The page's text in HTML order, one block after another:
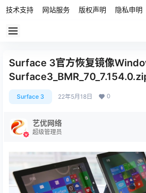
技术支持 网站服务 版权声明 隐私申明
Surface 3官方恢复镜像
Surface 3 22年5月18日 0
艺优网络
超级管理员